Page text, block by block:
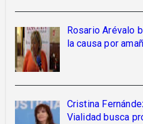
Rosario Arévalo
la causa por
Cristina
Vialidad busca